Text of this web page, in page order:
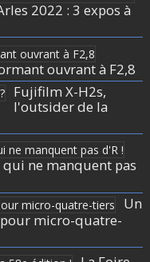
2022 : 3 expos à
ouvrant à F2,8
Fujifilm X-H2s,
l'outsider de la
qui ne manquent pas
Un
micro-quatre-